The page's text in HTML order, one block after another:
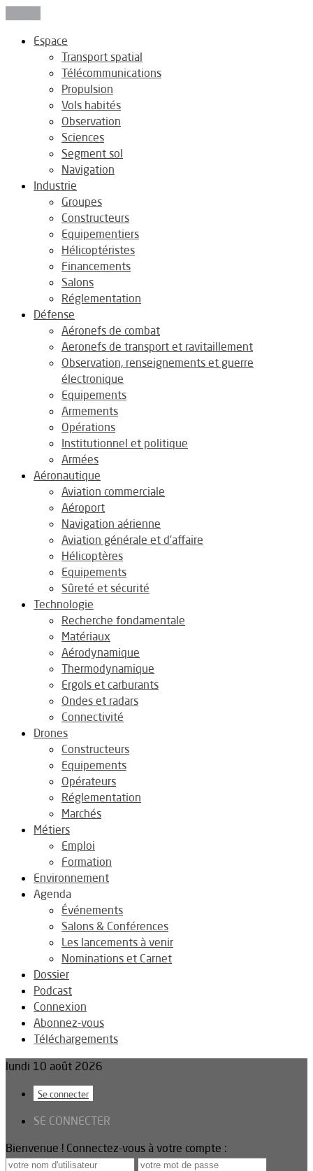
Espace
Transport spatial
Télécommunications
Propulsion
Vols habités
Observation
Sciences
Segment sol
Navigation
Industrie
Groupes
Constructeurs
Equipementiers
Hélicoptéristes
Financements
Salons
Réglementation
Défense
Aéronefs de combat
Aeronefs de transport et ravitaillement
Observation, renseignements et guerre
électronique
Equipements
Armements
Opérations
Institutionnel et politique
Armées
Aéronautique
Aviation commerciale
Aéroport
Navigation aérienne
Aviation générale et d’affaire
Hélicoptères
Equipements
Sûreté et sécurité
Technologie
Recherche fondamentale
Matériaux
Aérodynamique
Thermodynamique
Ergols et carburants
Ondes et radars
Connectivité
Drones
Constructeurs
Equipements
Opérateurs
Réglementation
Marchés
Métiers
Emploi
Formation
Environnement
Agenda
Événements
Salons & Conférences
Les lancements à venir
Nominations et Carnet
Dossier
Podcast
Connexion
Abonnez-vous
Téléchargements
lundi 10 août 2026
Se connecter
SE CONNECTER
Bienvenue ! Connectez-vous à votre compte :